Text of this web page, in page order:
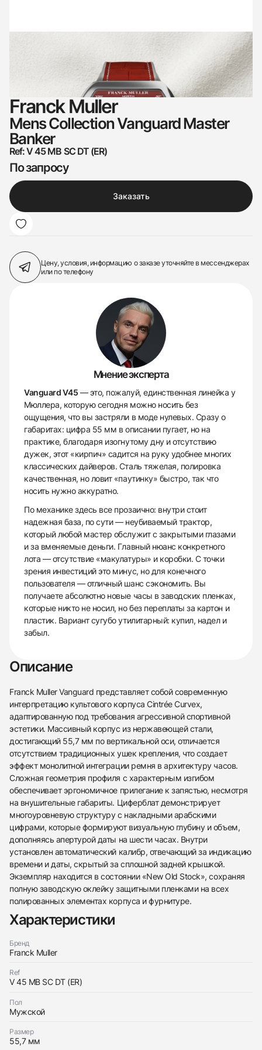
438
285
145
142
205
204
195
150
6
Franck Muller
Mens Collection Vanguard Master
Banker
Ref: V 45 MB SC DT (ER)
По запросу
Заказать
Цену, условия, информацию о заказеуточняйте в мессенджерах
или по телефону
Мнение эксперта
Vanguard V45 — это, пожалуй, единственная линейка у
Мюллера, которую сегодня можно носить без
ощущения, что вы застряли в моде нулевых. Сразу о
габаритах: цифра 55 мм в описании пугает, но на
практике, благодаря изогнутому дну и отсутствию
дужек, этот «кирпич» садится на руку удобнее многих
классических дайверов. Сталь тяжелая, полировка
качественная, но ловит «паутинку» быстро, так что
носить нужно аккуратно.
По механике здесь все прозаично: внутри стоит
надежная база, по сути — неубиваемый трактор,
который любой мастер обслужит с закрытыми глазами
и за вменяемые деньги. Главный нюанс конкретного
лота — отсутствие «макулатуры» и коробки. С точки
зрения инвестиций это минус, но для конечного
пользователя — отличный шанс сэкономить. Вы
получаете абсолютно новые часы в заводских пленках,
которые никто не носил, но без переплаты за картон и
пластик. Вариант сугубо утилитарный: купил, надел и
забыл.
Описание
Franck Muller Vanguard представляет собой современную
интерпретацию культового корпуса Cintrée Curvex,
адаптированную под требования агрессивной спортивной
эстетики. Массивный корпус из нержавеющей стали,
достигающий 55,7 мм по вертикальной оси, отличается
отсутствием традиционных ушек крепления, что создает
эффект монолитной интеграции ремня в архитектуру часов.
Сложная геометрия профиля с характерным изгибом
обеспечивает эргономичное прилегание к запястью, несмотря
на внушительные габариты. Циферблат демонстрирует
многоуровневую структуру с накладными арабскими
цифрами, которые формируют визуальную глубину и объем,
дополняясь апертурой даты на шести часах. Внутри
установлен автоматический калибр, отвечающий за индикацию
времени и даты, скрытый за сплошной задней крышкой.
Экземпляр находится в состоянии «New Old Stock», сохраняя
полную заводскую оклейку защитными пленками на всех
полированных элементах корпуса и фурнитуре.
Характеристики
Бренд
Franck Muller
Ref
V 45 MB SC DT (ER)
Пол
Мужской
Размер
55,7 мм
Заказать эти часы
Оставьте ваши контактные данные и мы свяжемся
с вами
Оставьте ваши контактные данные и мы свяжемся